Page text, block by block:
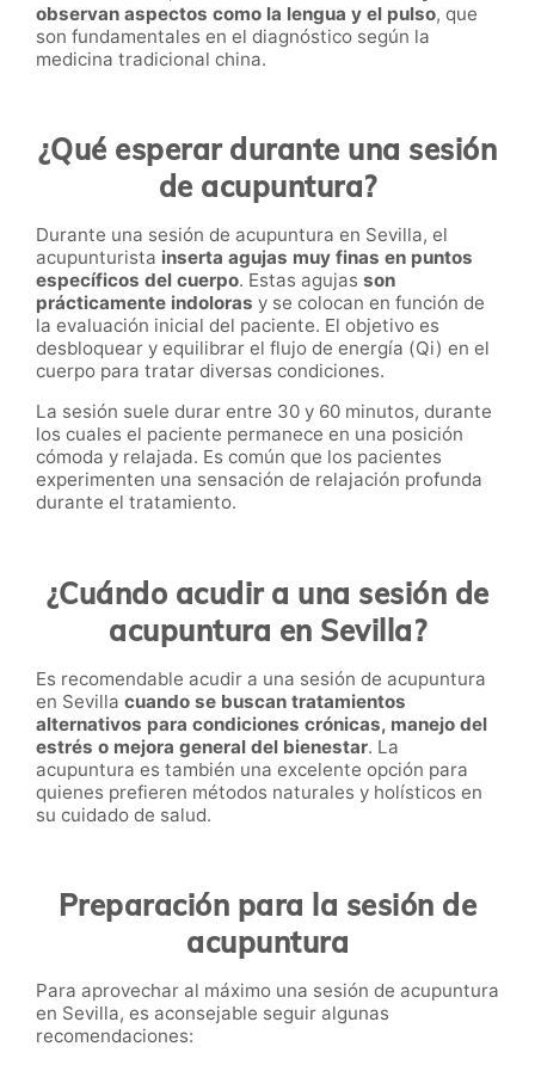
observan aspectos como la lengua y el pulso, que
son fundamentales en el diagnóstico según la
medicina tradicional china.
¿Qué esperar durante una sesión
de acupuntura?
Durante una sesión de acupuntura en Sevilla, el
acupunturista inserta agujas muy finas en puntos
específicos del cuerpo. Estas agujas son
prácticamente indoloras y se colocan en función de
la evaluación inicial del paciente. El objetivo es
desbloquear y equilibrar el flujo de energía (Qi) en el
cuerpo para tratar diversas condiciones.
La sesión suele durar entre 30 y 60 minutos, durante
los cuales el paciente permanece en una posición
cómoda y relajada. Es común que los pacientes
experimenten una sensación de relajación profunda
durante el tratamiento.
¿Cuándo acudir a una sesión de
acupuntura en Sevilla?
Es recomendable acudir a una sesión de acupuntura
en Sevilla cuando se buscan tratamientos
alternativos para condiciones crónicas, manejo del
estrés o mejora general del bienestar. La
acupuntura es también una excelente opción para
quienes prefieren métodos naturales y holísticos en
su cuidado de salud.
Preparación para la sesión de
acupuntura
Para aprovechar al máximo una sesión de acupuntura
en Sevilla, es aconsejable seguir algunas
recomendaciones: